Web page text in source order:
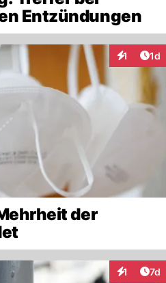
Entzündungen
1 1d
der
1 7d